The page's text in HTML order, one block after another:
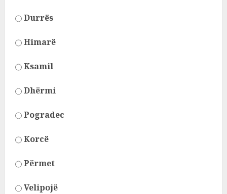
Durrës
Himarë
Ksamil
Dhërmi
Pogradec
Korcë
Përmet
Velipojë